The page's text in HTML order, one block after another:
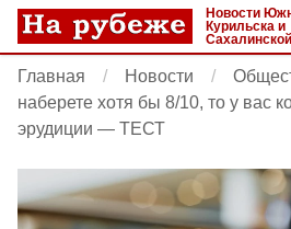
Новости
Курильска и
Главная Новости
наберете хотя бы 8/10, то у вас
эрудиции — ТЕСТ